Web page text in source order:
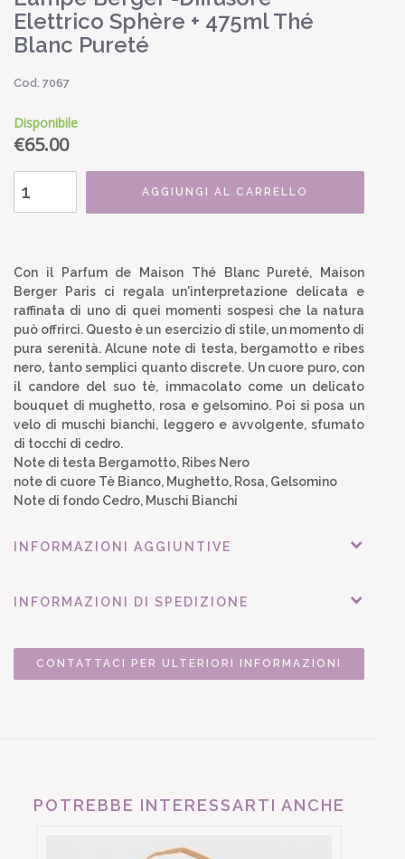
Elettrico Sphère + 475ml Thé
Blanc Pureté
Cod. 7067
Disponibile
€65.00
AGGIUNGI AL CARRELLO
Con il Parfum de Maison Thé Blanc Pureté, Maison
Berger Paris ci regala un'interpretazione delicata e
raffinata di uno di quei momenti sospesi che la natura
può offrirci. Questo è un esercizio di stile, un momento di
pura serenità. Alcune note di testa, bergamotto e ribes
nero, tanto semplici quanto discrete. Un cuore puro, con
il candore del suo tè, immacolato come un delicato
bouquet di mughetto, rosa e gelsomino. Poi si posa un
velo di muschi bianchi, leggero e avvolgente, sfumato
di tocchi di cedro.
Note di testa Bergamotto, Ribes Nero
note di cuore Tè Bianco, Mughetto, Rosa, Gelsomino
Note di fondo Cedro, Muschi Bianchi
INFORMAZIONI AGGIUNTIVE
INFORMAZIONI DI SPEDIZIONE
CONTATTACI PER ULTERIORI INFORMAZIONI
POTREBBE INTERESSARTI ANCHE